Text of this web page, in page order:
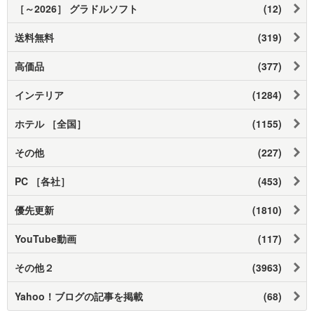
［～2026］ グラドルソフト (12)
送料無料 (319)
高価品 (377)
インテリア (1284)
ホテル ［全国］ (1155)
その他 (227)
PC ［各社］ (453)
優先更新 (1810)
YouTube動画 (117)
その他２ (3963)
Yahoo！ブログの記事を掲載 (68)